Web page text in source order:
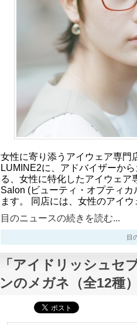
女性に寄り添うアイウェア専門
LUMINE2に、アドバイザーか
る、女性に特化したアイウェア
Salon (ビューティ・オプティ
ます。 同店には、女性のアイ
目のニュースの続きを読む...
目
「アイドリッシュセ
ンのメガネ（全12種